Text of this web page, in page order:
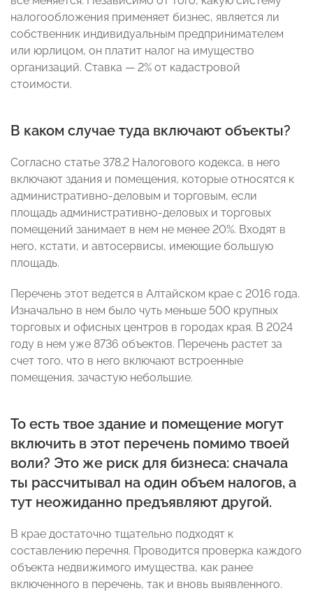
налогообложения применяет бизнес, является ли
собственник индивидуальным предпринимателем
или юрлицом, он платит налог на имущество
организаций. Ставка — 2% от кадастровой
стоимости.
В каком случае туда включают объекты?
Согласно статье 378.2 Налогового кодекса, в него
включают здания и помещения, которые относятся к
административно-деловым и торговым, если
площадь административно-деловых и торговых
помещений занимает в нем не менее 20%. Входят в
него, кстати, и автосервисы, имеющие большую
площадь.
Перечень этот ведется в Алтайском крае с 2016 года.
Изначально в нем было чуть меньше 500 крупных
торговых и офисных центров в городах края. В 2024
году в нем уже 8736 объектов. Перечень растет за
счет того, что в него включают встроенные
помещения, зачастую небольшие.
То есть твое здание и помещение могут
включить в этот перечень помимо твоей
воли? Это же риск для бизнеса: сначала
ты рассчитывал на один объем налогов, а
тут неожиданно предъявляют другой.
В крае достаточно тщательно подходят к
составлению перечня. Проводится проверка каждого
объекта недвижимого имущества, как ранее
включенного в перечень, так и вновь выявленного.